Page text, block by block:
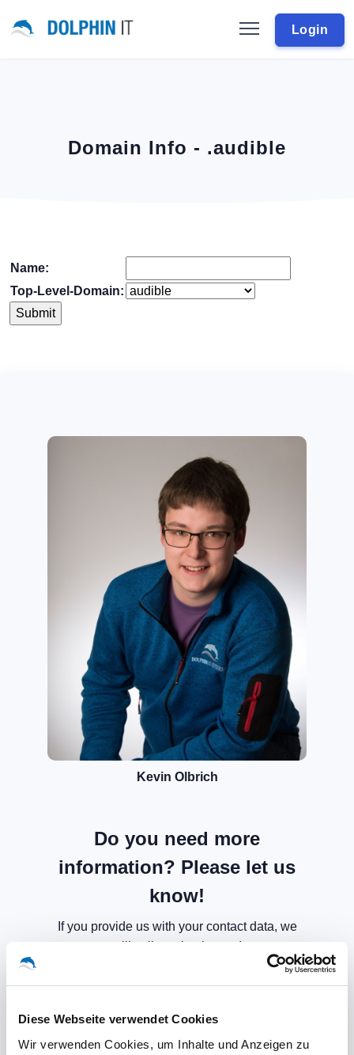
Diese Webseite verwendet Cookies
Wir verwenden Cookies, um Inhalte und Anzeigen zu
Login
Domain Info - .audible
Name:
Top-Level-Domain:
Kevin Olbrich
Do you need more
information? Please let us
know!
If you provide us with your contact data, we
will call you back soon!